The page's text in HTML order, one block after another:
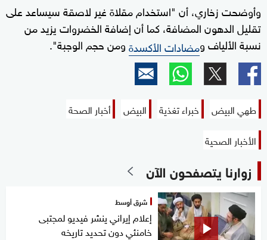
وأوضحت زخاري، أن "استخدام مقلاة غير لاصقة سيساعد على
تقليل الدهون المضافة، كما أن إضافة الخضروات يزيد من
نسبة الألياف ومضادات الأكسدةومن حجم الوجبة".
طهي البيض خبراء تغذية البيض
أخبار الصحة
الأخبار الصحية
زوارنا يتصفحون الآن
شرق أوسط
إعلام إيراني ينشر فيديو لمجتبى
خامنئي دون تحديد تاريخه